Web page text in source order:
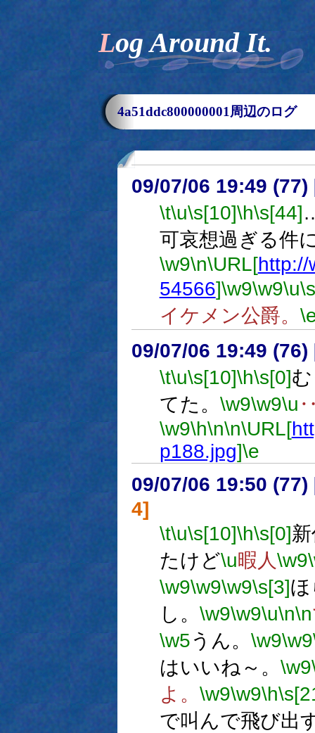
Log Around It.
4a51ddc800000001周辺のログ
09/07/06 19:49 (77)
\t\u\s[10]\h\s[44]
可哀想過ぎる件
\w9\n\URL[http://
54566]\w9\w9\u
イケメン公爵。
09/07/06 19:49 (76)
\t\u\s[10]\h\s[0]
てた。 \w9\w9\u
\w9\h\n\n\URL[
p188.jpg]\e
09/07/06 19:50 (77)
4]
\t\u\s[10]\h\s[0]
たけど\u暇人\w9
\w9\w9\w9\s[3]
し。 \w9\w9\u\n\n
\w5うん。 \w9\w9
はいいね～。 \w9
よ。 \w9\w9\h
で叫んで飛び出